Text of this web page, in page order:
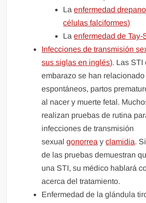
Laenfermedad
células falciformes)
Laenfermedad de Tay-
Infecciones de transmisión
sus siglas en inglés). Las STI
embarazo se han
espontáneos, partos
al nacer y muerte fetal.
realizan pruebas de rutina
infecciones de transmisión
sexualgonorrea yclamidia.
de las pruebas demuestran
una STI, su médico hablará
acerca del tratamiento.
Enfermedad de la glándula